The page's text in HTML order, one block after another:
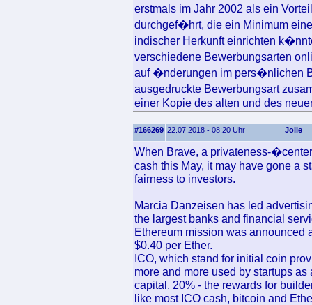
erstmals im Jahr 2002 als ein
durchgef�hrt, die ein Minimum
indischer Herkunft einrichten
verschiedene Bewerbungsarten
auf �nderungen im pers�nlichen
ausgedruckte Bewerbungsart
einer Kopie des alten und des
#166269 22.07.2018 - 08:20 Uhr Jolie
When Brave, a privateness-
cash this May, it may have gone a
fairness to investors.
Marcia Danzeisen has led
the largest banks and financial
Ethereum mission was announced
$0.40 per Ether.
ICO, which stand for initial coin
more and more used by startups
capital. 20% - the rewards for
like most ICO cash, bitcoin and